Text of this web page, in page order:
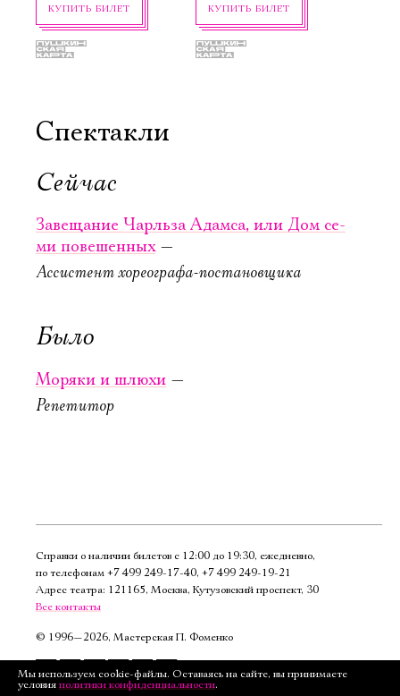
КУПИТЬ БИЛЕТ КУПИТЬ БИЛЕТ
20 октября, 19:00
Завещание
Чарль­
за Адам­са,
или Дом се­
ных
Большой зал
Можно заказать
Завещание
за Адам­са,
или Дом се­
Спектакли
Сейчас
Завещание Чарль­за Адам­са, или Дом се­
ми по­ве­шен­ных—
Ассистент хореографа-постановщика
Было
Моряки и шлюхи —
Репетитор
Справки о наличии билетов с 12:00 до 19:30, ежедневно,
по телефонам +7 499 249‑17‑40, +7 499 249‑19‑21
Адрес театра: 121165, Москва, Кутузовский проспект, 30
Все контакты
© 1996—2026, Мастерская П. Фоменко
Подписаться
Ознакомиться
Мы используем cookie-файлы. Оставаясь на сайте, вы принимаете
условия политики конфиденциальности.